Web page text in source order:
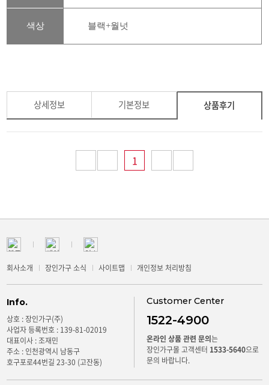
색상 블랙+월넛
상세정보 기본정보 상품후기
1
회사소개 장인가구 소식 사이트맵 개인정보 처리방침
Info.
상호 : 장인가구(주)
사업자 등록번호 : 139-81-02019
대표이사 : 조재민
주소 : 인천광역시 남동구
호구포로44번길 23-30 (고잔동)
Customer Center
1522-4900
온라인 상품 관련 문의는
장인가구몰 고객센터 1533-5640으로
문의 바랍니다.